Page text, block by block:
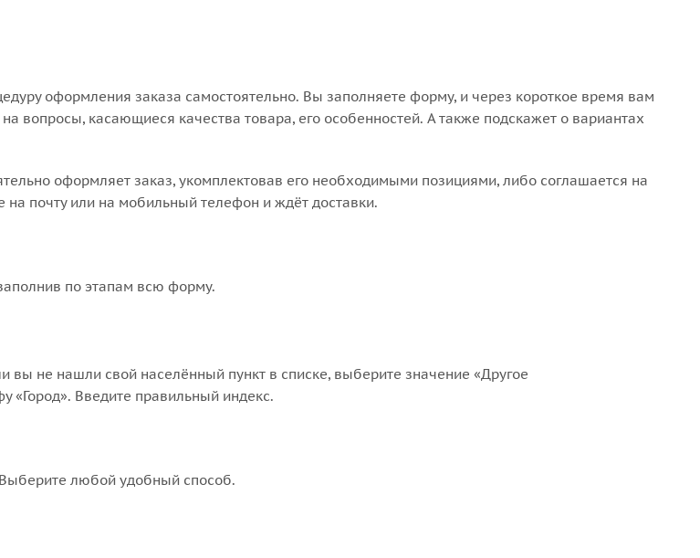
оформления заказа самостоятельно. Вы заполняете форму, и через короткое время вам
вопросы, касающиеся качества товара, его особенностей. А также подскажет о вариантах
оформляет заказ, укомплектовав его необходимыми позициями, либо соглашается на
почту или на мобильный телефон и ждёт доставки.
по этапам всю форму.
вы не нашли свой населённый пункт в списке, выберите значение «Другое
«Город». Введите правильный индекс.
любой удобный способ.